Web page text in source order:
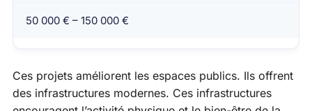
50 000 € – 150 000 €
Ces projets améliorent les espaces publics. Ils offrent
des infrastructures modernes. Ces infrastructures